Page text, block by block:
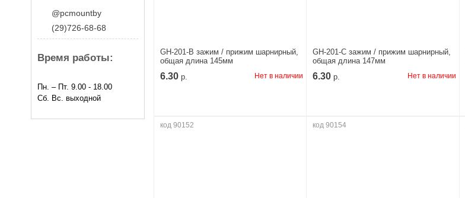
@pcmountby
(29)726-68-68
Время работы:
Пн. – Пт. 9.00 - 18.00
Сб. Вс. выходной
GH-201-B зажим / прижим шарнирный,
общая длина 145мм
6.30р. Нет в наличии
GH-201-C зажим / прижим шарнирный,
общая длина 147мм
6.30р. Нет в наличии
код 90152 код 90154